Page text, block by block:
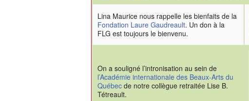
Lina Maurice nous rappelle les bienfaits de la
Fondation Laure Gaudreault. Un don à la
FLG est toujours le bienvenu.
On a souligné l’intronisation au sein de
l’Académie internationale des Beaux-Arts du
Québec de notre collègue retraitée Lise B.
Tétreault.